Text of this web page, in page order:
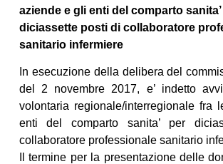
aziende e gli enti del comparto
diciassette posti di collaboratore
sanitario infermiere
In esecuzione della delibera del
del 2 novembre 2017, e’ indetto
volontaria regionale/interregionale fra
enti del comparto sanita’ per
collaboratore professionale sanitario
Il termine per la presentazione delle